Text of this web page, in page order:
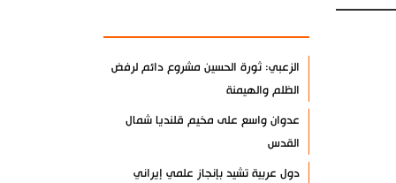
الزعبي: ثورة الحسين مشروع دائم لرفض
الظلم والهيمنة
عدوان واسع على مخيم قلنديا شمال
القدس
دول عربية تشيد بإنجاز علمي إيراني